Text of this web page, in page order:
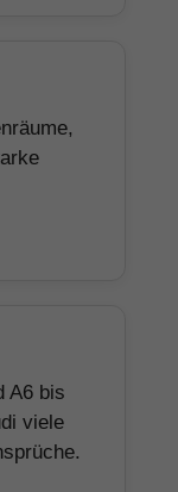
A6 bis
viele